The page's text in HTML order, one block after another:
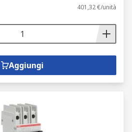
401,32 €/unità
Aggiungi